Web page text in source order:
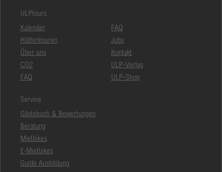
ULPtours
Kalender
Hüttentouren
Über uns
CO2
FAQ
FAQ
Jobs
Kontakt
ULP-Verlag
ULP-Shop
Service
Gästebuch & Bewertungen
Beratung
Mietbikes
E-Mietbikes
Guide Ausbildung